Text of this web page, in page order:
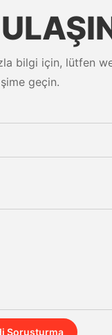
bilgi için, lütfen
geçin.
Soruşturma